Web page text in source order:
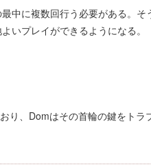
中に複数回行う必要がある。
いプレイができるようになる。
り、Domはその首輪の鍵をト